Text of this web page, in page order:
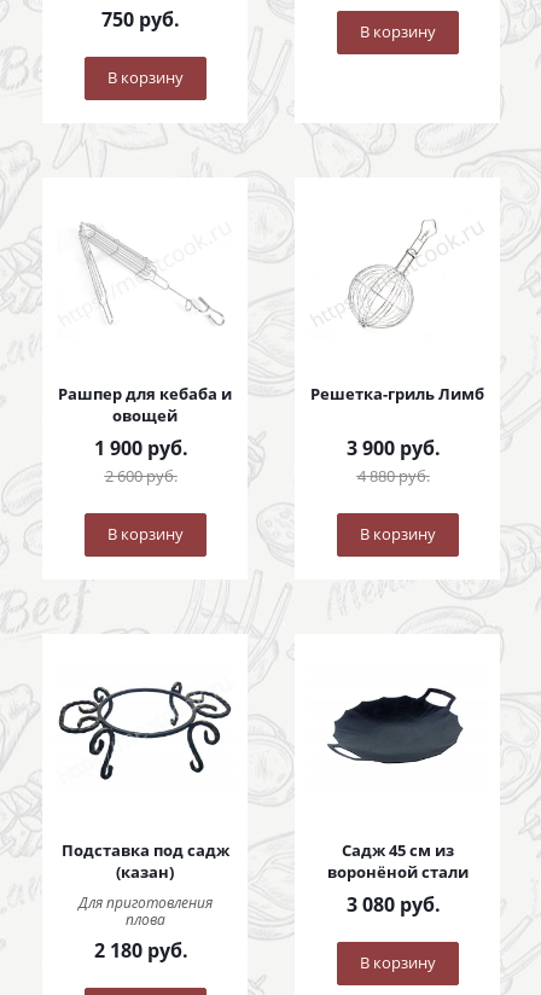
750 руб.
В корзину
В корзину
Рашпер для кебаба и
овощей
1 900руб.
2 600руб.
В корзину
Решетка-гриль Лимб
3 900руб.
4 880руб.
В корзину
Подставка под садж
(казан)
Для приготовления
плова
2 180руб.
Садж 45 см из
воронёной стали
3 080руб.
В корзину